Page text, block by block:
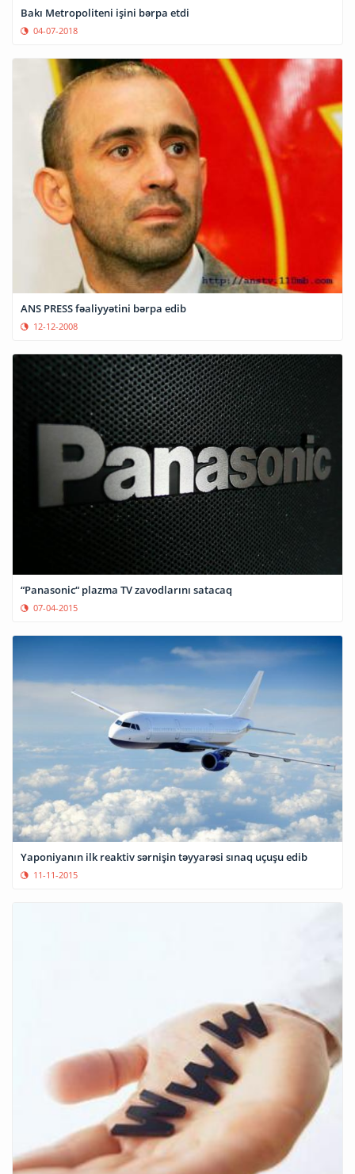
Bakı Metropoliteni işini bərpa etdi
04-07-2018
ANS PRESS fəaliyyətini bərpa edib
12-12-2008
“Panasonic“ plazma TV zavodlarını satacaq
07-04-2015
Yaponiyanın ilk reaktiv sərnişin təyyarəsi sınaq uçuşu edib
11-11-2015